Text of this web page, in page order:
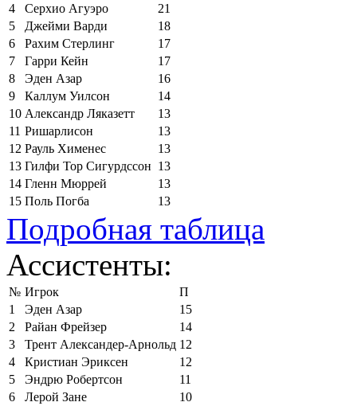
4
Серхио Агуэро
21
5
Джейми Варди
18
6
Рахим Стерлинг
17
7
Гарри Кейн
17
8
Эден Азар
16
9
Каллум Уилсон
14
10 Александр Ляказетт
13
11 Ришарлисон
13
12 Рауль Хименес
13
13 Гилфи Тор Сигурдссон 13
14 Гленн Мюррей
13
15 Поль Погба 13
Подробная таблица
Ассистенты:
№ Игрок
П
1
Эден Азар
15
2
Райан Фрейзер
14
3
Трент Александер-Арнольд 12
4
Кристиан Эриксен
12
5
Эндрю Робертсон
11
6
Лерой Зане
10